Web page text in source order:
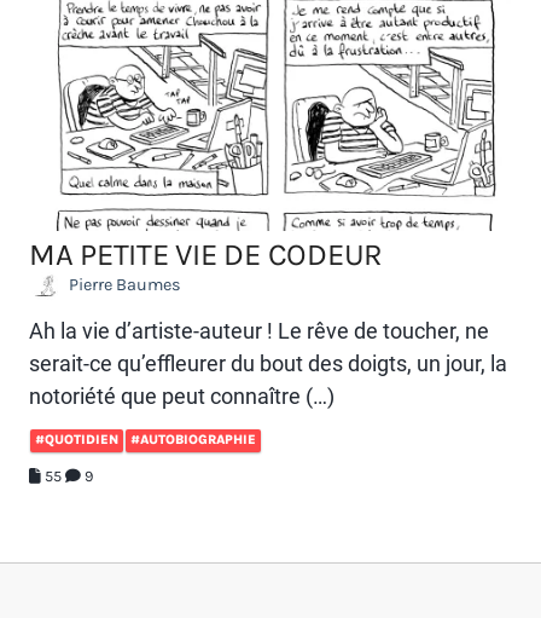
MA PETITE VIE DE CODEUR
Pierre Baumes
Ah la vie d’artiste-auteur ! Le rêve de toucher, ne
serait-ce qu’effleurer du bout des doigts, un jour, la
notoriété que peut connaître (…)
#QUOTIDIEN #AUTOBIOGRAPHIE
55 9